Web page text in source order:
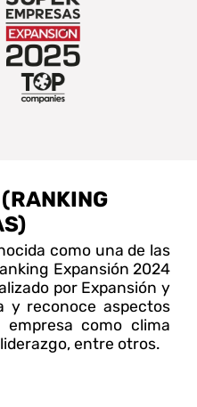
como una de las
Expansión 2024
por Expansión y
y reconoce aspectos
como clima
entre otros.